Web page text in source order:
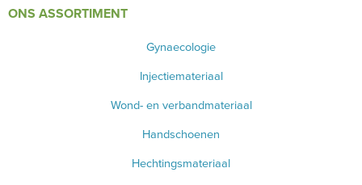
TWEEDEHANDS - LIQUIDATIE
PRODUCT NIET GEVONDEN?
ONS ASSORTIMENT
Gynaecologie
Injectiemateriaal
Wond- en verbandmateriaal
Handschoenen
Hechtingsmateriaal